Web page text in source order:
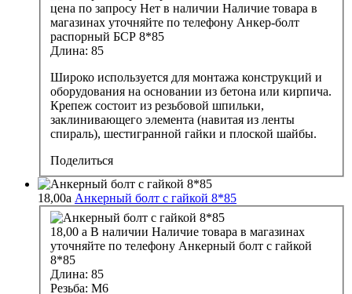
цена по запросу Нет в наличии Наличие товара в
магазинах уточняйте по телефону Анкер-болт
распорный БСР 8*85
Длина: 85
Широко используется для монтажа конструкций и
оборудования на основании из бетона или кирпича.
Крепеж состоит из резьбовой шпильки,
заклинивающего элемента (навитая из ленты
спираль), шестигранной гайки и плоской шайбы.
Поделиться
18,00a Анкерный болт с гайкой 8*85
18,00 a В наличии Наличие товара в магазинах
уточняйте по телефону Анкерный болт с гайкой
8*85
Длина: 85
Резьба: М6